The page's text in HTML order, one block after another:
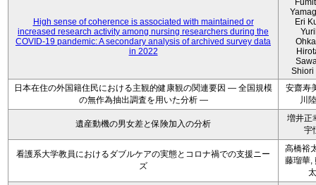
High sense of coherence is associated with maintained or
increased research activity among nursing researchers during the
COVID-19 pandemic: A secondary analysis of archived survey data
in 2022
Eri
Shiori
日本在住の外国籍住民における主観的健康観の関連要因 ― 全国規模
の無作為抽出調査を用いた分析 ―
安齋寿
川
遺産動機の男女差と保険加入の分析
増井正
宇
看護系大学教員におけるダブルケアの実態とコロナ禍での支援ニー
ズ
高橋裕
藤瑠華,
太